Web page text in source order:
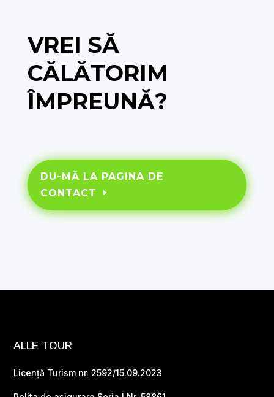
VREI SĂ
CĂLĂTORIM
ÎMPREUNĂ?
DU-MĂ LA PAGINA DE
CONTACT
ALLE TOUR
Licență Turism nr. 2592/15.09.2023